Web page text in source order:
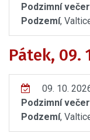
Podzimní
Podzemí,
Pátek, 09.
09. 10.
Podzimní
Podzemí,